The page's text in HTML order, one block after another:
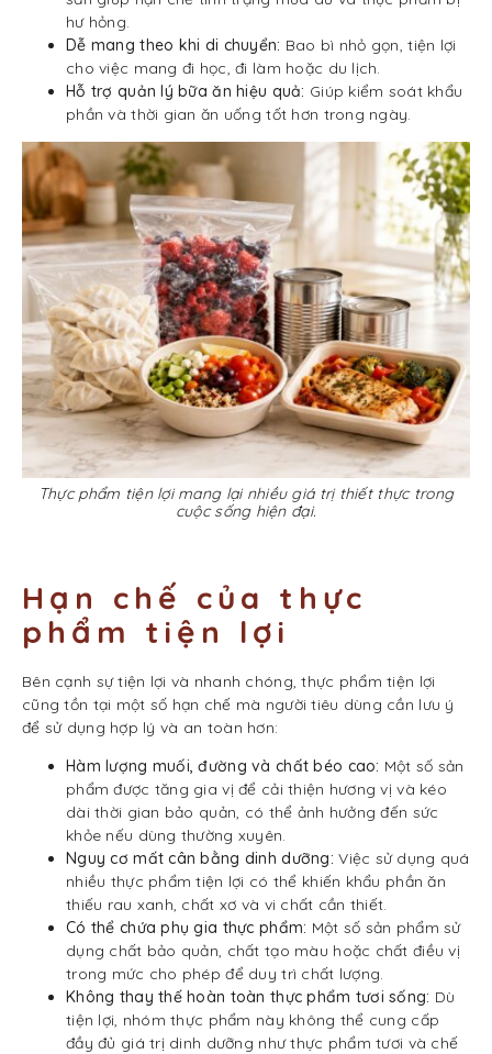
hư hỏng.
Dễ mang theo khi di chuyển: Bao bì nhỏ gọn, tiện lợi
cho việc mang đi học, đi làm hoặc du lịch.
Hỗ trợ quản lý bữa ăn hiệu quả: Giúp kiểm soát khẩu
phần và thời gian ăn uống tốt hơn trong ngày.
Thực phẩm tiện lợi mang lại nhiều giá trị thiết thực trong
cuộc sống hiện đại.
Hạn chế của thực
phẩm tiện lợi
Bên cạnh sự tiện lợi và nhanh chóng, thực phẩm tiện lợi
cũng tồn tại một số hạn chế mà người tiêu dùng cần lưu ý
để sử dụng hợp lý và an toàn hơn:
Hàm lượng muối, đường và chất béo cao: Một số sản
phẩm được tăng gia vị để cải thiện hương vị và kéo
dài thời gian bảo quản, có thể ảnh hưởng đến sức
khỏe nếu dùng thường xuyên.
Nguy cơ mất cân bằng dinh dưỡng: Việc sử dụng quá
nhiều thực phẩm tiện lợi có thể khiến khẩu phần ăn
thiếu rau xanh, chất xơ và vi chất cần thiết.
Có thể chứa phụ gia thực phẩm: Một số sản phẩm sử
dụng chất bảo quản, chất tạo màu hoặc chất điều vị
trong mức cho phép để duy trì chất lượng.
Không thay thế hoàn toàn thực phẩm tươi sống: Dù
tiện lợi, nhóm thực phẩm này không thể cung cấp
đầy đủ giá trị dinh dưỡng như thực phẩm tươi và chế